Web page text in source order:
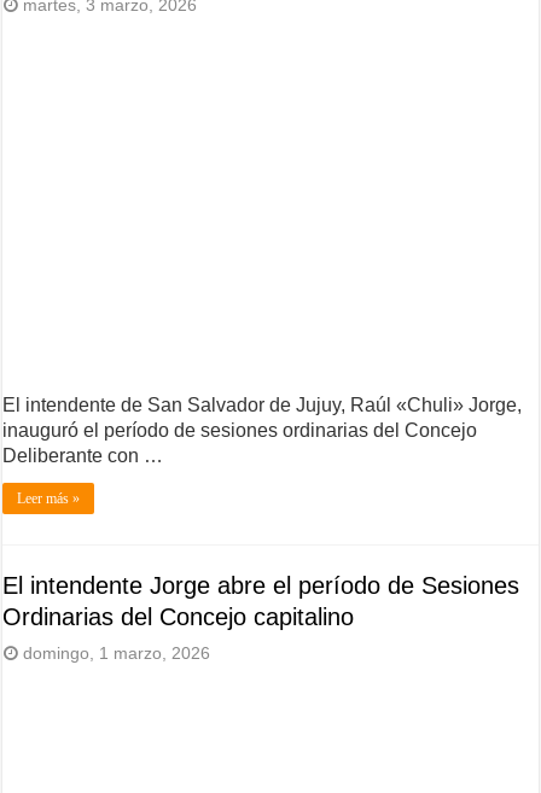
martes, 3 marzo, 2026
El intendente de San Salvador de Jujuy, Raúl «Chuli» Jorge,
inauguró el período de sesiones ordinarias del Concejo
Deliberante con …
Leer más »
El intendente Jorge abre el período de Sesiones
Ordinarias del Concejo capitalino
domingo, 1 marzo, 2026